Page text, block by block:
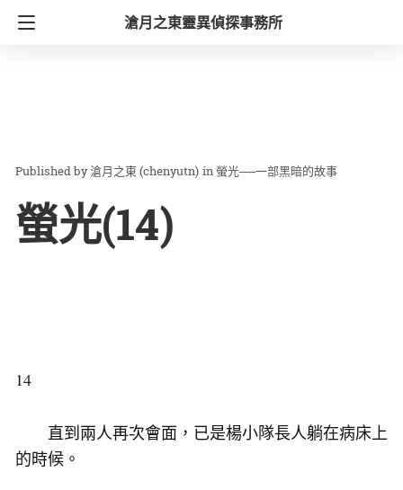
滄月之東靈異偵探事務所
滄月之東 (chenyutn) in螢光──一部黑暗的故事
螢光(14)
14
直到兩人再次會面，已是楊小隊長人躺在病床上
的時候。